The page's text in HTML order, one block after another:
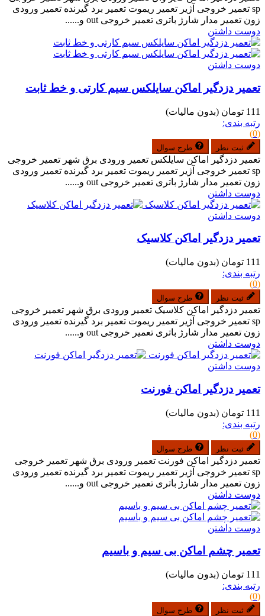
sp تعمیر خروجی آژیر تعمیر ریموت تعمیر برد گیرنده تعمیر ورودی
زون تعمیر مدار شارژ باتری تعمیر خروجی out و......
دوست داشتن
دوست داشتن
تعمیر دزدگیر اماکن سایلکس سیم کارتی و خط ثابت
111 تومان
(بدون مالیات)
رتبه بندی:
(0)
ثبت نظر طرح سوال
تعمیر دزدگیر اماکن سایلکس تعمیر ورودی برق شهر تعمیر خروجی
sp تعمیر خروجی آژیر تعمیر ریموت تعمیر برد گیرنده تعمیر ورودی
زون تعمیر مدار شارژ باتری تعمیر خروجی out و......
دوست داشتن
دوست داشتن
تعمیر دزدگیر اماکن کلاسیک
111 تومان
(بدون مالیات)
رتبه بندی:
(0)
ثبت نظر طرح سوال
تعمیر دزدگیر اماکن کلاسیک تعمیر ورودی برق شهر تعمیر خروجی
sp تعمیر خروجی آژیر تعمیر ریموت تعمیر برد گیرنده تعمیر ورودی
زون تعمیر مدار شارژ باتری تعمیر خروجی out و......
دوست داشتن
دوست داشتن
تعمیر دزدگیر اماکن فورنت
111 تومان
(بدون مالیات)
رتبه بندی:
(0)
ثبت نظر طرح سوال
تعمیر دزدگیر اماکن فورنت تعمیر ورودی برق شهر تعمیر خروجی
sp تعمیر خروجی آژیر تعمیر ریموت تعمیر برد گیرنده تعمیر ورودی
زون تعمیر مدار شارژ باتری تعمیر خروجی out و......
دوست داشتن
دوست داشتن
تعمیر چشم اماکن بی سیم و باسیم
111 تومان
(بدون مالیات)
رتبه بندی:
(0)
ثبت نظر طرح سوال